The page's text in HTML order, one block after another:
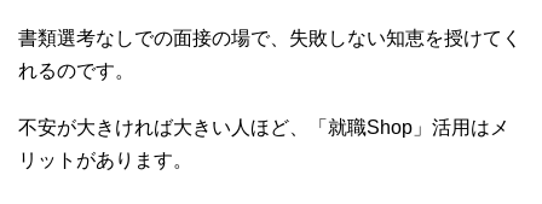
書類選考なしでの面接の場で、失敗しない知恵を授けてく
れるのです。
不安が大きければ大きい人ほど、「就職Shop」活用はメ
リットがあります。